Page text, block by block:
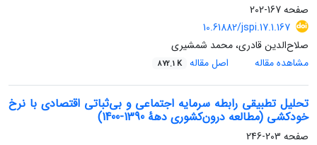
صفحه167-202
10.61882/jspi.17.1.167
صلاح‌الدین قادری، محمد شمشیری
مشاهده مقاله
اصل مقاله 872.1 K
تحلیل تطبیقی رابطه سرمایه اجتماعی و بی‌ثباتی اقتصادی با نرخ
خودکشی (مطالعه درون‌کشوری دههٔ 1390-1400)
صفحه 203-246